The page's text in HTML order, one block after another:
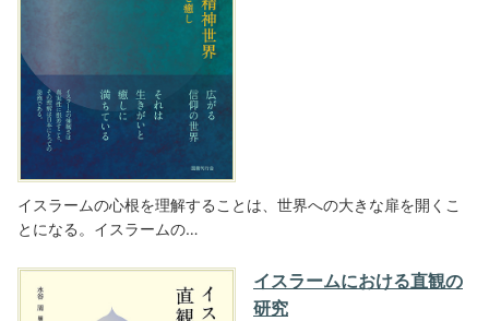
イスラームの心根を理解することは、世界への大きな扉を開くこ
とになる。イスラームの…
イスラームにおける直観の
研究